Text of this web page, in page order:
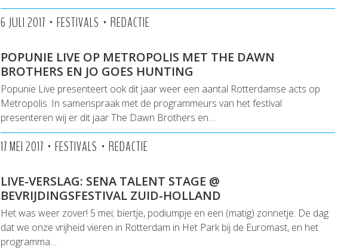
6 JULI 2017 • FESTIVALS • REDACTIE
POPUNIE LIVE OP METROPOLIS MET THE DAWN
BROTHERS EN JO GOES HUNTING
Popunie Live presenteert ook dit jaar weer een aantal Rotterdamse acts op
Metropolis. In samenspraak met de programmeurs van het festival
presenteren wij er dit jaar The Dawn Brothers en…
17 MEI 2017 • FESTIVALS • REDACTIE
LIVE-VERSLAG: SENA TALENT STAGE @
BEVRIJDINGSFESTIVAL ZUID-HOLLAND
Het was weer zover! 5 mei; biertje, podiumpje en een (matig) zonnetje. De dag
dat we onze vrijheid vieren in Rotterdam in Het Park bij de Euromast, en het
programma…